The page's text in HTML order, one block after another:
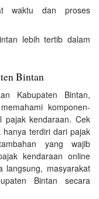
waktu dan proses
lebih tertib dalam
Bintan
Kabupaten Bintan,
komponen-
pajak kendaraan. Cek
hanya terdiri dari pajak
yang wajib
kendaraan online
langsung, masyarakat
Bintan secara